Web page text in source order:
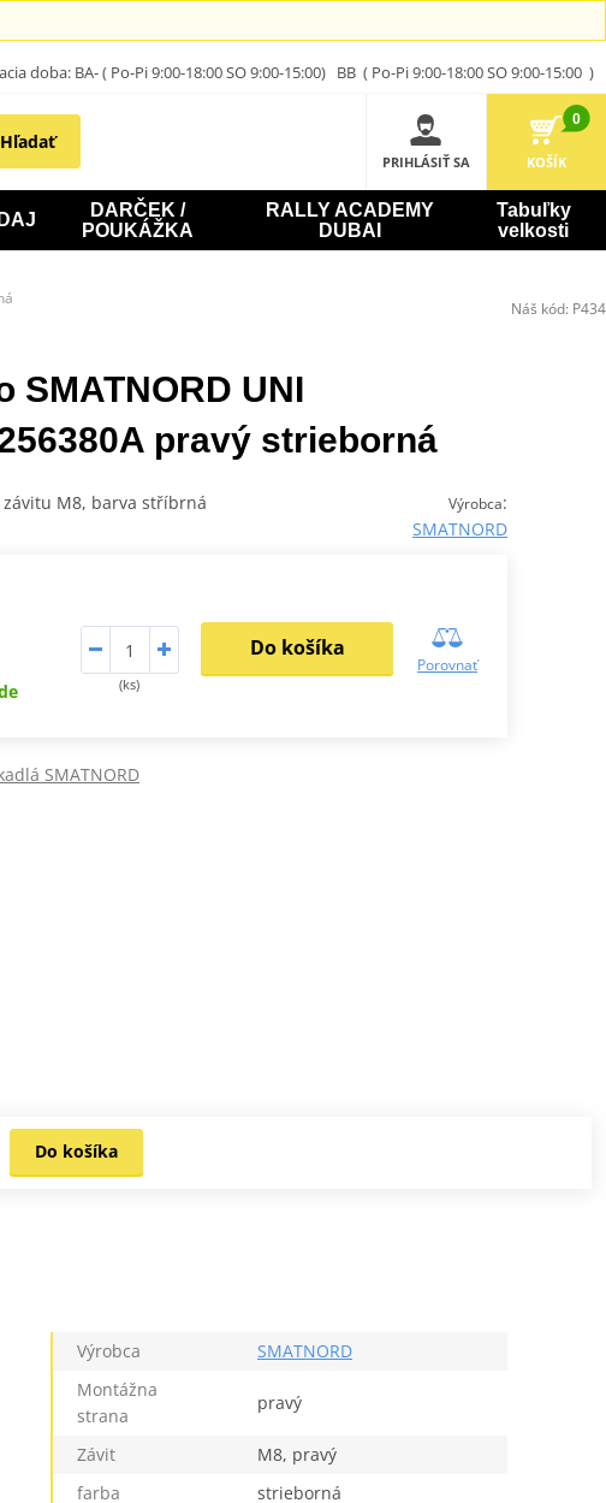
doba: BA- ( Po-Pi 9:00-18:00 SO 9:00-15:00) BB ( Po-Pi 9:00-18:00 SO 9:00-15:00 )
Hľadať
PRIHLÁSIŤ SA
0
KOŠÍK
DARČEK /
POUKÁŽKA
RALLY ACADEMY
DUBAI
Tabuľky
velkosti
SMATNORD UNI
pravý strieborná
Výrobca:
SMATNORD
M8, barva stříbrná
(ks)
Do košíka
Porovnať
SMATNORD
Do košíka
Výrobca
SMATNORD
Montážna
strana
pravý
Závit
M8, pravý
farba
strieborná
Náš kód: P434